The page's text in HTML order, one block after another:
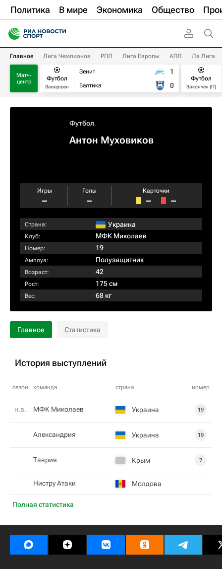
Политика В мире Экономика Общество
Главное Лига Чемпионов РПЛ Лига Европы АПЛ Ла Лига
Матч-
центр
Футбол
Завершен
Зенит
Балтика
1
0
Футбол
Закончен (П)
Футбол
Антон Муховиков
Игры
–
Голы
–
Карточки
– –
Страна: Украина
Клуб: МФК Миколаев
Номер: 19
Амплуа: Полузащитник
Возраст: 42
Рост: 175 см
Вес: 68 кг
Главное Статистика
История выступлений
сезон команда страна номер
Полная статистика
н.в. МФК Миколаев Украина 19
Александрия Украина 19
Таврия Крым 7
Нистру Атаки Молдова